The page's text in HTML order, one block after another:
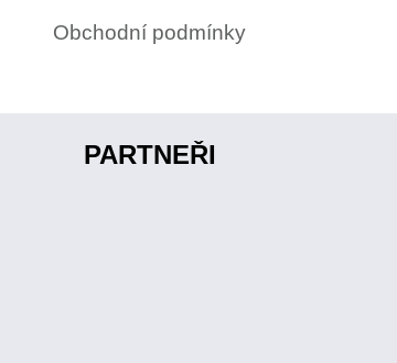
Obchodní podmínky
PARTNEŘI